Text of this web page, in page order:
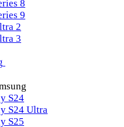
8
9
2
3
S24
S24 Ultra
S25